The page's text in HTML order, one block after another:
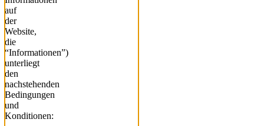
auf
der
Website,
die
“Informationen”)
unterliegt
den
nachstehenden
Bedingungen
und
Konditionen: